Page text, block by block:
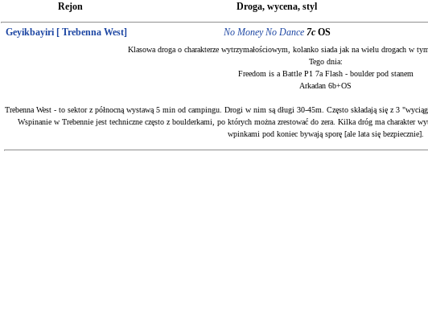
Rejon
Droga, wycena, styl
Geyikbayiri [ Trebenna West] No Money No Dance 7c OS
Klasowa droga o charakterze wytrzymałościowym, kolanko siada jak na wielu drogach w
Tego dnia:
Freedom is a Battle P1 7a Flash - boulder pod stanem
Arkadan 6b+OS
Trebenna West - to sektor z północną wystawą 5 min od campingu. Drogi w nim są długi 30-45m. Często składają się z 3
Wspinanie w Trebennie jest techniczne często z boulderkami, po których można zrestować do zera. Kilka dróg ma charakter
wpinkami pod koniec bywają sporę [ale lata się bezpiecznie].